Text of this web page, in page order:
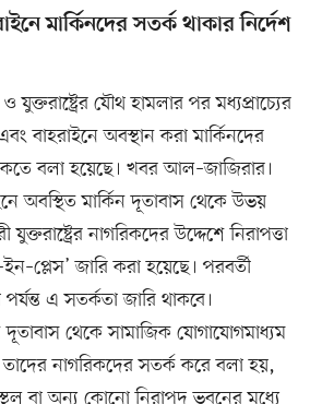
মার্কিনদের সতর্ক থাকার নির্দেশ
যুক্তরাষ্ট্রের যৌথ হামলার পর মধ্যপ্রাচ্যের
বাহরাইনে অবস্থান করা মার্কিনদের
বলা হয়েছে। খবর আল–জাজিরার।
অবস্থিত মার্কিন দূতাবাস থেকে উভয়
যুক্তরাষ্ট্রের নাগরিকদের উদ্দেশে নিরাপত্তা
জারি করা হয়েছে। পরবর্তী
পর্যন্ত এ সতর্কতা জারি থাকবে।
দূতাবাস থেকে সামাজিক যোগাযোগমাধ্যম
নাগরিকদের সতর্ক করে বলা হয়,
বা অন্য কোনো নিরাপদ ভবনের মধ্যে